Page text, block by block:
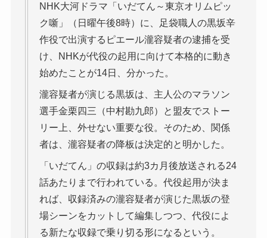
NHK大河ドラマ「いだてん～東京オリムピッ
ク噺」（日曜午後8時）に、足袋職人の黒坂辛
作役で出演するピエール瀧容疑者の逮捕を受
け、NHKが代役の起用に向けて本格的に動き
始めたことが14日、分かった。
瀧容疑者が演じる黒坂は、主人公のマラソン
選手金栗四三（中村勘九郎）と盟友でストー
リー上、外せない重要な役。そのため、関係
者は、瀧容疑者の降板は決定的と明かした。
「いだてん」の収録は約3カ月後放送される24
話あたりまで行われている。代役起用が決ま
れば、収録済みの瀧容疑者が演じた黒坂の登
場シーンをカットして編集しつつ、代役によ
る新たな収録で乗り切る形になるという。